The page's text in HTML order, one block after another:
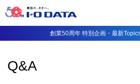
創業50周年 特別企画・最新
Q&A